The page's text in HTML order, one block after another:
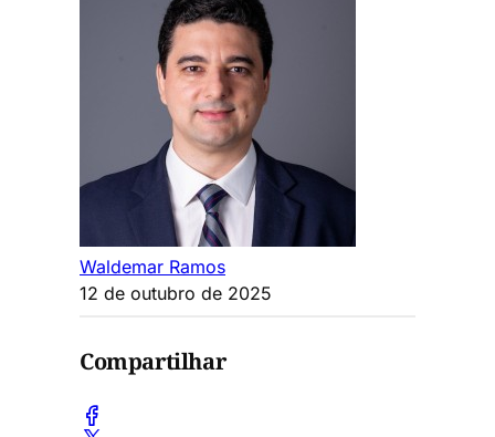
Waldemar Ramos
12 de outubro de 2025
Compartilhar